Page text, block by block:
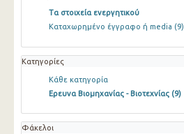
Τα στοιχεία ενεργητικού
Καταχωρημένο έγγραφο ή media (9)
Κατηγορίες
Κάθε κατηγορία
Ερευνα Βιομηχανίας - Βιοτεχνίας (9)
Φάκελοι